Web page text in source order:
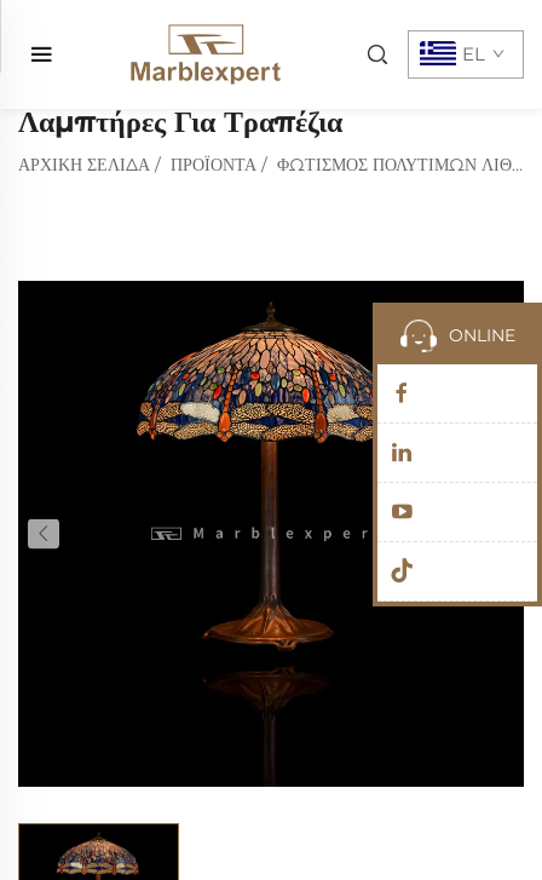
EL
Λαμπτήρες Για Τραπέζια
ΑΡΧΙΚΉ ΣΕΛΊΔΑ / ΠΡΟΪΌΝΤΑ / ΦΩΤΙΣΜΌΣ ΠΟΛΎΤΙΜΩΝ ΛΊΘΩΝ
ONLINE